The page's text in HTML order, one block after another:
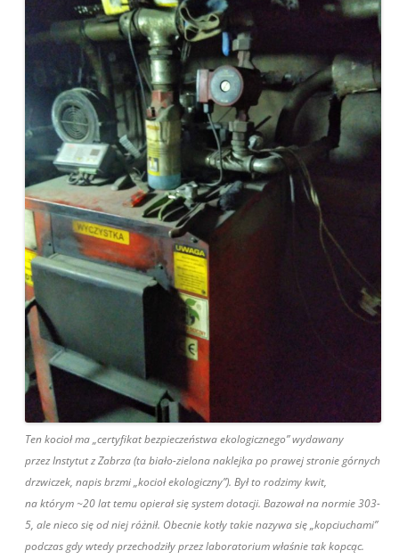
Ten kocioł ma „certyfikat bezpieczeństwa ekologicznego” wydawany
przez Instytut z Zabrza (ta biało-zielona naklejka po prawej stronie górnych
drzwiczek, napis brzmi „kocioł ekologiczny”). Był to rodzimy kwit,
na którym ~20 lat temu opierał się system dotacji. Bazował na normie 303-
5, ale nieco się od niej różnił. Obecnie kotły takie nazywa się „kopciuchami”
podczas gdy wtedy przechodziły przez laboratorium właśnie tak kopcąc.